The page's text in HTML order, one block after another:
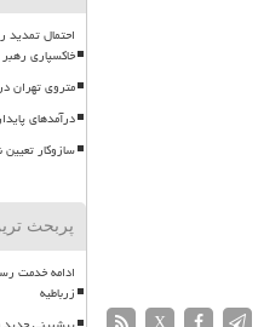
X
احتمال تمدید
خاکسپاری
متروی تهران
درآمدهای پایدار تهران
سازوکار
پربحث
ادامه خدمت
زرباطیه